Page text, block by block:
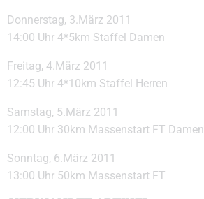
Donnerstag, 3.März 2011
14:00 Uhr 4*5km Staffel Damen
Freitag, 4.März 2011
12:45 Uhr 4*10km Staffel Herren
Samstag, 5.März 2011
12:00 Uhr 30km Massenstart FT Damen
Sonntag, 6.März 2011
13:00 Uhr 50km Massenstart FT